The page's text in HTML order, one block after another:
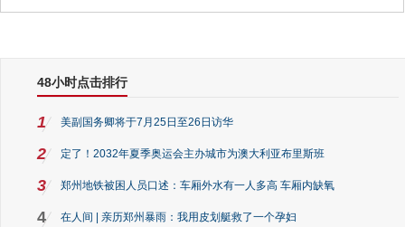
48小时点击排行
1 美副国务卿将于7月25日至26日访华
2 定了！2032年夏季奥运会主办城市为澳大利亚布里斯班
3 郑州地铁被困人员口述：车厢外水有一人多高 车厢内缺氧
4 在人间 | 亲历郑州暴雨：我用皮划艇救了一个孕妇